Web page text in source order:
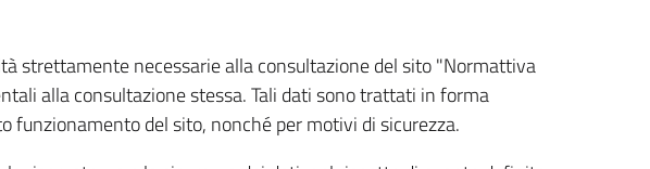
strettamente necessarie alla consultazione del sito "Normattiva
alla consultazione stessa. Tali dati sono trattati in forma
del sito, nonché per motivi di sicurezza.